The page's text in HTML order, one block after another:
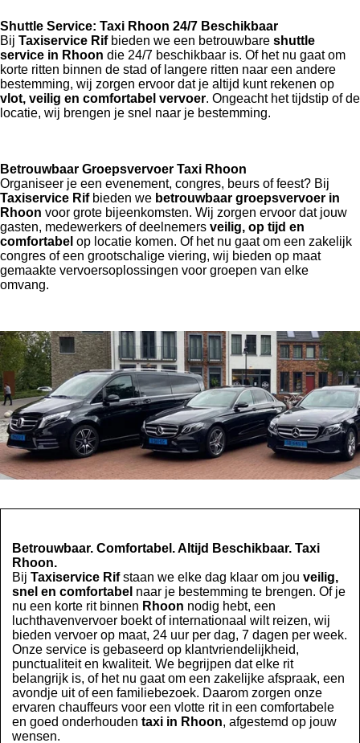
Shuttle Service: Taxi Rhoon 24/7 Beschikbaar
Bij Taxiservice Rifbieden we een betrouwbare shuttle
service in Rhoon die 24/7 beschikbaar is. Of het nu gaat om
korte ritten binnen de stad of langere ritten naar een andere
bestemming, wij zorgen ervoor dat je altijd kunt rekenen op
vlot, veilig en comfortabel vervoer. Ongeacht het tijdstip of de
locatie, wij brengen je snel naar je bestemming.
Betrouwbaar Groepsvervoer Taxi Rhoon
Organiseer je een evenement, congres, beurs of feest? Bij
Taxiservice Rifbieden we betrouwbaar groepsvervoer in
Rhoon voor grote bijeenkomsten. Wij zorgen ervoor dat jouw
gasten, medewerkers of deelnemers veilig, op tijd en
comfortabel op locatie komen. Of het nu gaat om een zakelijk
congres of een grootschalige viering, wij bieden op maat
gemaakte vervoersoplossingen voor groepen van elke
omvang.
Betrouwbaar. Comfortabel. Altijd Beschikbaar. Taxi
Rhoon.
Bij Taxiservice Rifstaan we elke dag klaar om jou veilig,
snel en comfortabel naar je bestemming te brengen. Of je
nu een korte rit binnen Rhoon nodig hebt, een
luchthavenvervoer boekt of internationaal wilt reizen, wij
bieden vervoer op maat, 24 uur per dag, 7 dagen per week.
Onze service is gebaseerd op klantvriendelijkheid,
punctualiteit en kwaliteit. We begrijpen dat elke rit
belangrijk is, of het nu gaat om een zakelijke afspraak, een
avondje uit of een familiebezoek. Daarom zorgen onze
ervaren chauffeurs voor een vlotte rit in een comfortabele
en goed onderhouden taxi in Rhoon, afgestemd op jouw
wensen.